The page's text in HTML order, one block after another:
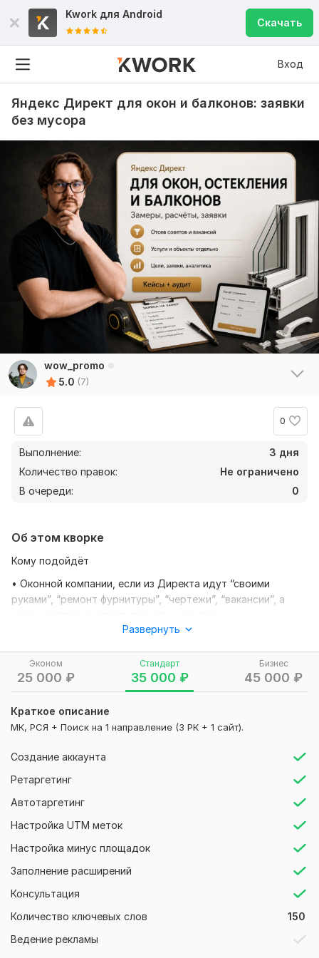
Kwork для Android
Скачать
Вход
Яндекс Директ для окон и балконов: заявки
без мусора
wow_promo
5.0 (7)
0
Выполнение:
3 дня
Количество правок:
Не ограничено
В очереди:
0
Эконом
25 000 ₽
Стандарт
35 000 ₽
Бизнес
45 000 ₽
Краткое описание
МК, РСЯ + Поиск на 1 направление (3 РК + 1 сайт).
Создание аккаунта
Ретаргетинг
Автотаргетинг
Настройка UTM меток
Настройка минус площадок
Заполнение расширений
Консультация
Количество ключевых слов
150
Ведение рекламы
Об этом кворке
Кому подойдёт
• Оконной компании, если из Директа идут “своими
руками”, “ремонт фурнитуры”, “чертежи”, “вакансии”, а
• Собственнику, если обращения приходят без адреса,
размеров, типа остекления и понимания задачи.
• Маркетологу, если непонятно, какие запросы дают
заявки, а какие просто тратят бюджет.
Что я сделаю
остекление балконов, лоджии, тёплое/холодное
инструкция, форум, бесплатно, вакансии, купить профиль
без монтажа.
• Подготовлю объявления под заявку: замер, расчёт
стоимость обращения по услугам.
• Дам рекомендации: что отключить, что усилить, какие
направления вынести отдельно.
Развернуть